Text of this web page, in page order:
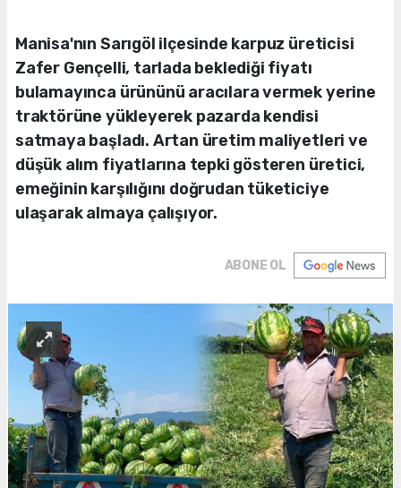
Manisa'nın Sarıgöl ilçesinde karpuz üreticisi
Zafer Gençelli, tarlada beklediği fiyatı
bulamayınca ürününü aracılara vermek yerine
traktörüne yükleyerek pazarda kendisi
satmaya başladı. Artan üretim maliyetleri ve
düşük alım fiyatlarına tepki gösteren üretici,
emeğinin karşılığını doğrudan tüketiciye
ulaşarak almaya çalışıyor.
ABONE OL